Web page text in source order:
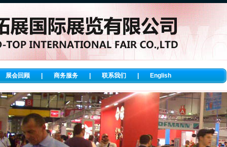
展会回顾 商务服务 联系我们 English